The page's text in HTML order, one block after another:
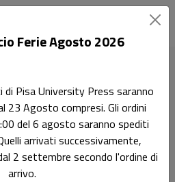
Bruscuglia
Ferie Agosto 2026
di Pisa University Press saranno
23 Agosto compresi. Gli ordini
del 6 agosto saranno spediti
arrivati successivamente,
2 settembre secondo l'ordine di
arrivo.